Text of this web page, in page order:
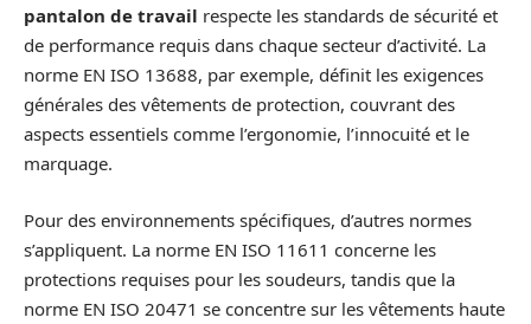
pantalon de travail respecte les standards de sécurité et
de performance requis dans chaque secteur d’activité. La
norme EN ISO 13688, par exemple, définit les exigences
générales des vêtements de protection, couvrant des
aspects essentiels comme l’ergonomie, l’innocuité et le
marquage.
Pour des environnements spécifiques, d’autres normes
s’appliquent. La norme EN ISO 11611 concerne les
protections requises pour les soudeurs, tandis que la
norme EN ISO 20471 se concentre sur les vêtements haute